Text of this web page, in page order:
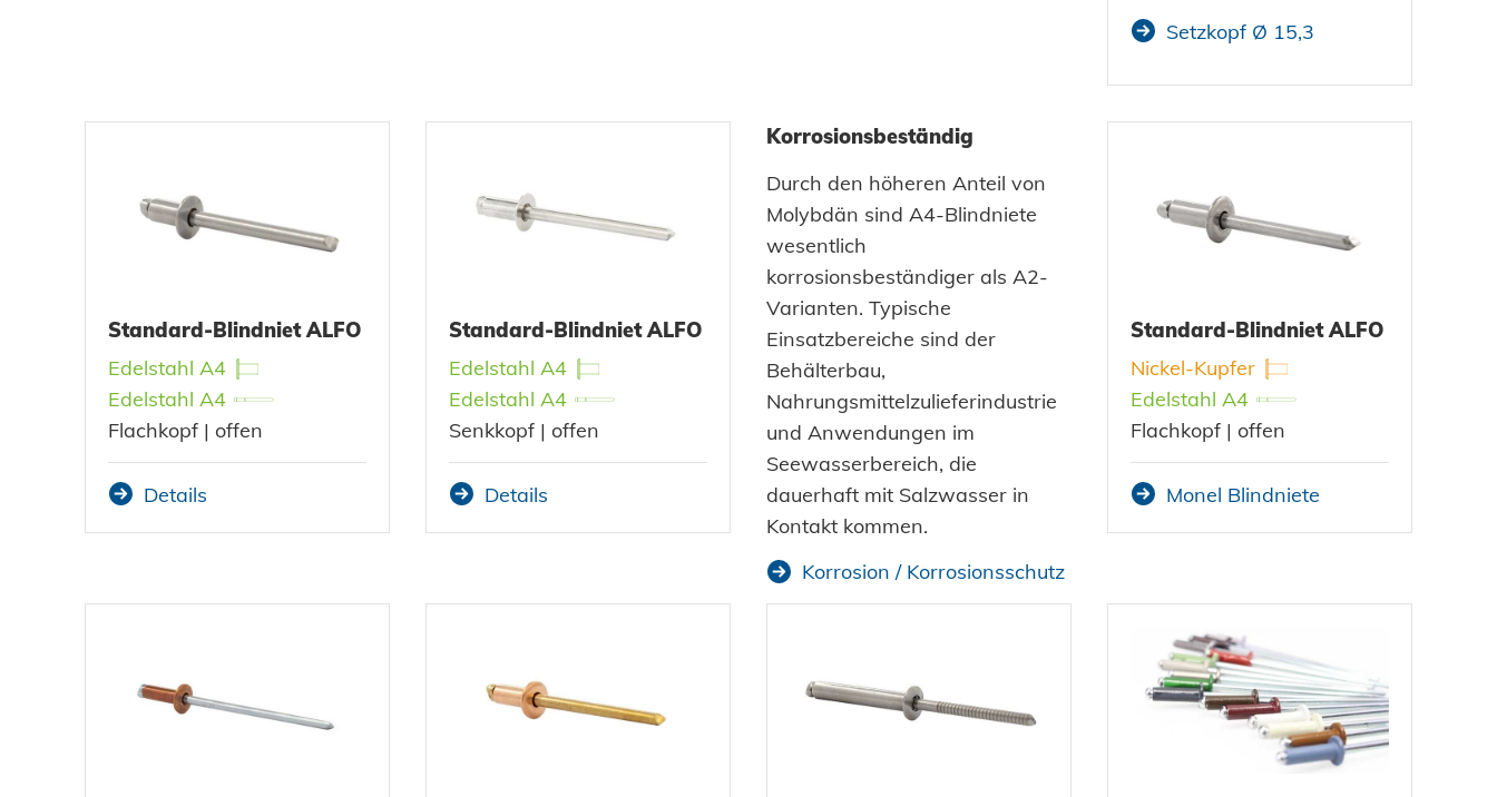
Setzkopf Ø 15,3
Standard-Blindniet ALFO
Edelstahl A4
Edelstahl A4
Flachkopf | offen
Details
Standard-Blindniet ALFO
Edelstahl A4
Edelstahl A4
Senkkopf | offen
Details
Korrosionsbeständig
Durch den höheren Anteil von
Molybdän sind A4-Blindniete
wesentlich
korrosionsbeständiger als A2-
Varianten. Typische
Einsatzbereiche sind der
Behälterbau,
Nahrungsmittelzulieferindustrie
und Anwendungen im
Seewasserbereich, die
dauerhaft mit Salzwasser in
Kontakt kommen.
Korrosion / Korrosionsschutz
Standard-Blindniet ALFO
Nickel-Kupfer
Edelstahl A4
Flachkopf | offen
Monel Blindniete